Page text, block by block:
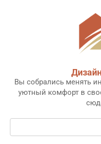
Вы собрались менять
уютный комфорт в
Поиск: